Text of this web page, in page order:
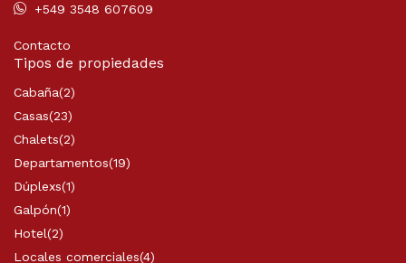
+549 3548 607609
Contacto
Tipos de propiedades
Cabaña(2)
Casas(23)
Chalets(2)
Departamentos(19)
Dúplexs(1)
Galpón(1)
Hotel(2)
Locales comerciales(4)